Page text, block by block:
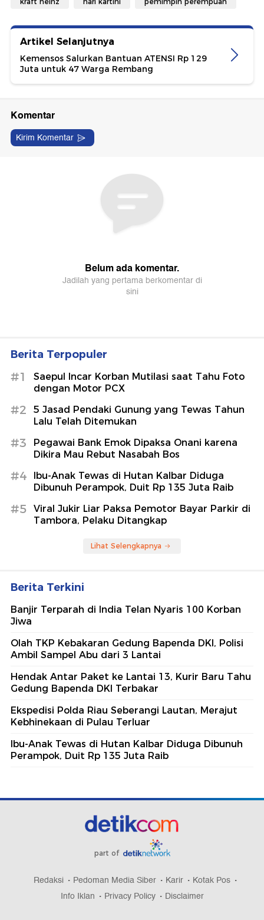
Artikel Selanjutnya
Kemensos Salurkan Bantuan ATENSI Rp 129
Juta untuk 47 Warga Rembang
Berita Terpopuler
#1
Saepul Incar Korban Mutilasi saat Tahu Foto
dengan Motor PCX
#2
5 Jasad Pendaki Gunung yang Tewas Tahun
Lalu Telah Ditemukan
#3
Pegawai Bank Emok Dipaksa Onani karena
Dikira Mau Rebut Nasabah Bos
#4
Ibu-Anak Tewas di Hutan Kalbar Diduga
Dibunuh Perampok, Duit Rp 135 Juta Raib
#5
Viral Jukir Liar Paksa Pemotor Bayar Parkir di
Tambora, Pelaku Ditangkap
Lihat Selengkapnya
Berita Terkini
Banjir Terparah di India Telan Nyaris 100 Korban
Jiwa
Olah TKP Kebakaran Gedung Bapenda DKI, Polisi
Ambil Sampel Abu dari 3 Lantai
Hendak Antar Paket ke Lantai 13, Kurir Baru Tahu
Gedung Bapenda DKI Terbakar
Ekspedisi Polda Riau Seberangi Lautan, Merajut
Kebhinekaan di Pulau Terluar
Ibu-Anak Tewas di Hutan Kalbar Diduga Dibunuh
Perampok, Duit Rp 135 Juta Raib
part of
Redaksi Pedoman Media Siber Karir
Kotak Pos
Info Iklan
Privacy Policy Disclaimer